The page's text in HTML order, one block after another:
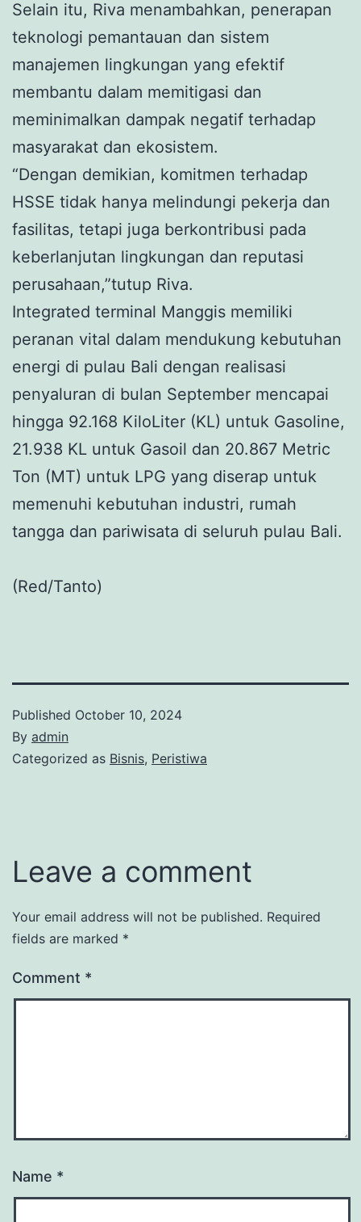
Selain itu, Riva menambahkan, penerapan
teknologi pemantauan dan sistem
manajemen lingkungan yang efektif
membantu dalam memitigasi dan
meminimalkan dampak negatif terhadap
masyarakat dan ekosistem.
“Dengan demikian, komitmen terhadap
HSSE tidak hanya melindungi pekerja dan
fasilitas, tetapi juga berkontribusi pada
keberlanjutan lingkungan dan reputasi
perusahaan,”tutup Riva.
Integrated terminal Manggis memiliki
peranan vital dalam mendukung kebutuhan
energi di pulau Bali dengan realisasi
penyaluran di bulan September mencapai
hingga 92.168 KiloLiter (KL) untuk Gasoline,
21.938 KL untuk Gasoil dan 20.867 Metric
Ton (MT) untuk LPG yang diserap untuk
memenuhi kebutuhan industri, rumah
tangga dan pariwisata di seluruh pulau Bali.
(Red/Tanto)
Published October 10, 2024
By admin
Categorized as Bisnis, Peristiwa
Leave a comment
Your email address will not be published. Required
fields are marked *
Comment *
Name *